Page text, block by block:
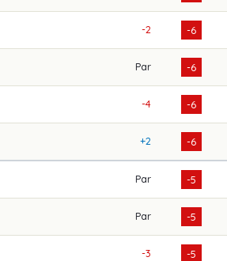
-2 -6
Par -6
-4 -6
+2 -6
Par -5
Par -5
-3 -5